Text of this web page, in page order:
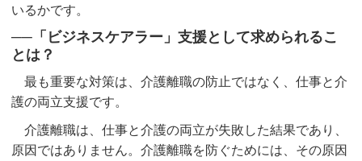
いるかです。
──「ビジネスケアラー」支援として求められるこ
とは？
最も重要な対策は、介護離職の防止ではなく、仕事と介
護の両立支援です。
介護離職は、仕事と介護の両立が失敗した結果であり、
原因ではありません。介護離職を防ぐためには、その原因